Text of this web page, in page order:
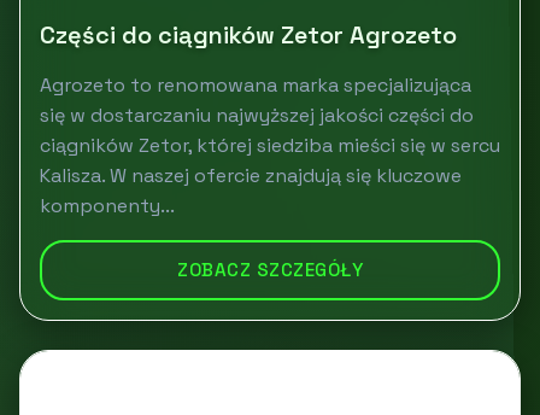
Części do ciągników Zetor Agrozeto
Agrozeto to renomowana marka specjalizująca
się w dostarczaniu najwyższej jakości części do
ciągników Zetor, której siedziba mieści się w sercu
Kalisza. W naszej ofercie znajdują się kluczowe
komponenty...
ZOBACZ SZCZEGÓŁY